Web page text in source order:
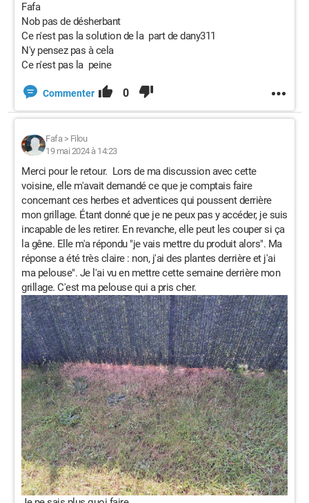
Fafa
Nob pas de désherbant
Ce n'est pas la solution de la part de dany311
N'y pensez pas à cela
Ce n'est pas la peine
Commenter 0
Fafa> Filou
19 mai 2024 à 14:23
Merci pour le retour. Lors de ma discussion avec cette
voisine, elle m'avait demandé ce que je comptais faire
concernant ces herbes et adventices qui poussent derrière
mon grillage. Étant donné que je ne peux pas y accéder, je suis
incapable de les retirer. En revanche, elle peut les couper si ça
la gêne. Elle m'a répondu "je vais mettre du produit alors". Ma
réponse a été très claire : non, j'ai des plantes derrière et j'ai
ma pelouse". Je l'ai vu en mettre cette semaine derrière mon
grillage. C'est ma pelouse qui a pris cher.